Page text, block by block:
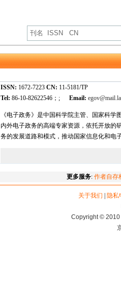
ISSN: 1672-7223 CN: 11-5181/TP
Tel: 86-10-82622546；; Email:
《电子政务》是中国科学院主管、国家科
内外电子政务的高端专家资源，依托开放的
务的发展道路和模式，推动国家信息化和电
更多服务: 作者自存
关于我们
隐私
Copyright © 2010